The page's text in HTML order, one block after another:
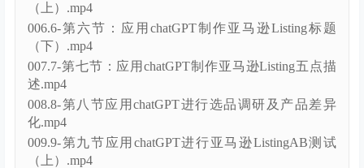
（上）.mp4
006.6-第六节：应用chatGPT制作亚马逊Listing标题
（下）.mp4
007.7-第七节：应用chatGPT制作亚马逊Listing五点描
述.mp4
008.8-第八节应用chatGPT进行选品调研及产品差异
化.mp4
009.9-第九节应用chatGPT进行亚马逊ListingAB测试
（上）.mp4